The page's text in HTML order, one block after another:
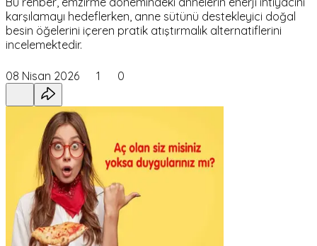
karşılamayı hedeflerken, anne sütünü destekleyici doğal
besin öğelerini içeren pratik atıştırmalık alternatiflerini
incelemektedir.
08 Nisan 2026 1 0